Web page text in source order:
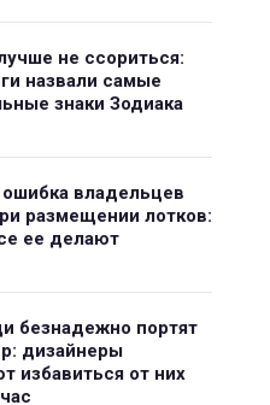
не ссориться:
назвали самые
знаки Зодиака
ошибка владельцев
размещении лотков:
ее делают
безнадежно портят
дизайнеры
избавиться от них